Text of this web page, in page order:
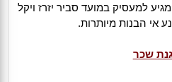
למעסיק במועד סביר יזרז ויקל
אי הבנות מיותרות.
שכר